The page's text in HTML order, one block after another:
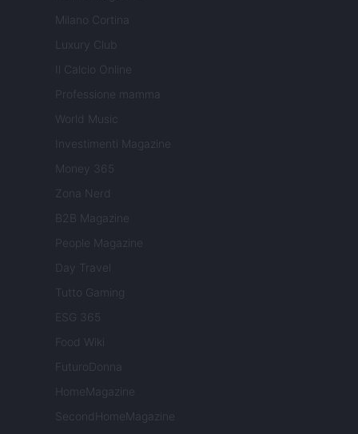
Milano Cortina
Luxury Club
Il Calcio Online
Professione mamma
World Music
Investimenti Magazine
Money 365
Zona Nerd
B2B Magazine
People Magazine
Day Travel
Tutto Gaming
ESG 365
Food Wiki
FuturoDonna
HomeMagazine
SecondHomeMagazine